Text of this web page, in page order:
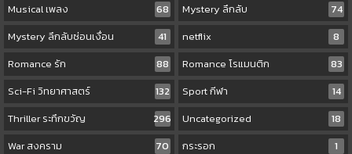
Musical เพลง
68 Mystery ลึกลับ
74
Mystery ลึกลับซ่อนเงื่อน
41 netflix
8
Romance รัก
88 Romance โรแมนติก
83
Sci-Fi วิทยาศาสตร์
132 Sport กีฬา
14
Thriller ระทึกขวัญ
296 Uncategorized
18
War สงคราม
70 กระรอก
1